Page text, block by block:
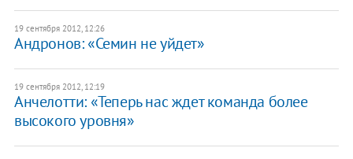
19 сентября 2012, 12:26
Андронов: «Семин не уйдет»
19 сентября 2012, 12:19
Анчелотти: «Теперь нас ждет команда более
высокого уровня»